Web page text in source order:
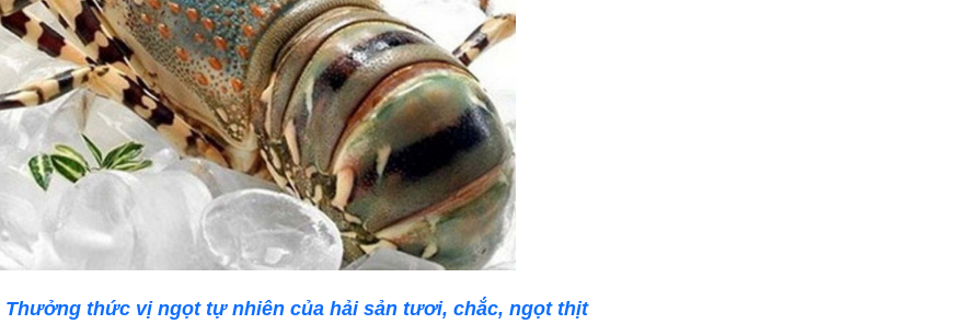
Thưởng thức vị ngọt tự nhiên của hải sản tươi, chắc, ngọt thịt